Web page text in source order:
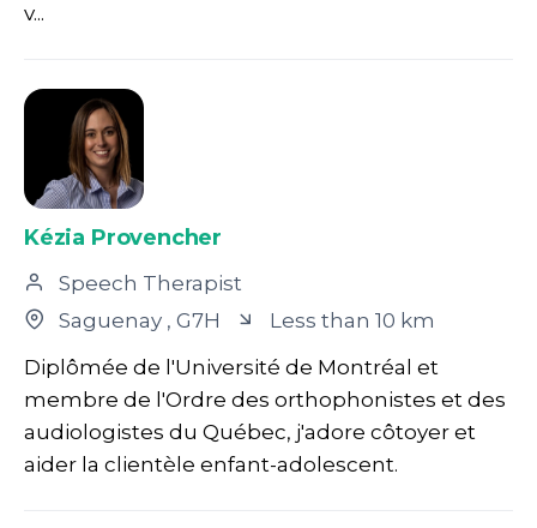
v...
Kézia Provencher
Speech Therapist
Saguenay , G7H
Less than 10 km
Diplômée de l'Université de Montréal et
membre de l'Ordre des orthophonistes et des
audiologistes du Québec, j'adore côtoyer et
aider la clientèle enfant-adolescent.